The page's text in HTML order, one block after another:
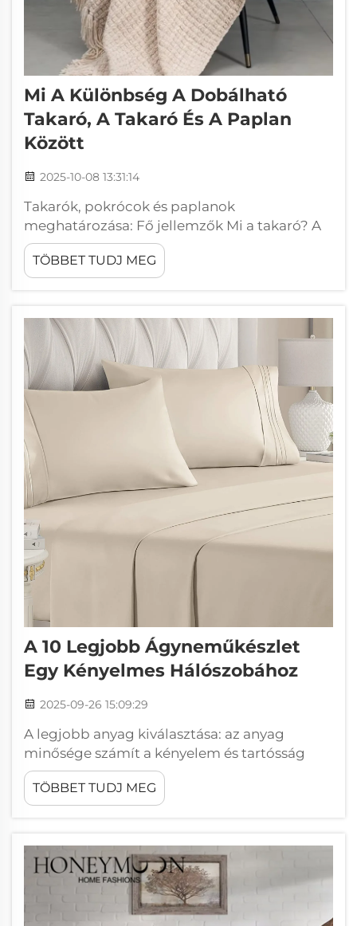
Mi A Különbség A Dobálható
Takaró, A Takaró És A Paplan
Között
2025-10-08 13:31:14
Takarók, pokrócok és paplanok
meghatározása: Fő jellemzők Mi a takaró? A
takarók alapvetően lapos szövetdarabok,
amelyek akkor biztosítanak meleget, amikor
a legnagyobb szükség van rá. A legtöbb
TÖBBET TUDJ MEG
A 10 Legjobb Ágyneműkészlet
Egy Kényelmes Hálószobához
2025-09-26 15:09:29
A legjobb anyag kiválasztása: az anyag
minősége számít a kényelem és tartósság
érdekében A perkal, szatén, len anyagok
megértése és hatásuk az alvásminőségre A
kb. 180–200 szálas, friss, lélegző kötésű perkal
TÖBBET TUDJ MEG